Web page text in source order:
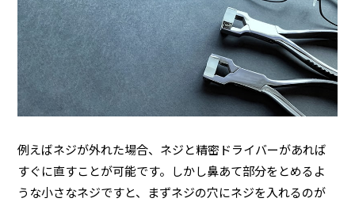
例えばネジが外れた場合、ネジと精密ドライバーがあれば
すぐに直すことが可能です。しかし鼻あて部分をとめるよ
うな小さなネジですと、まずネジの穴にネジを入れるのが